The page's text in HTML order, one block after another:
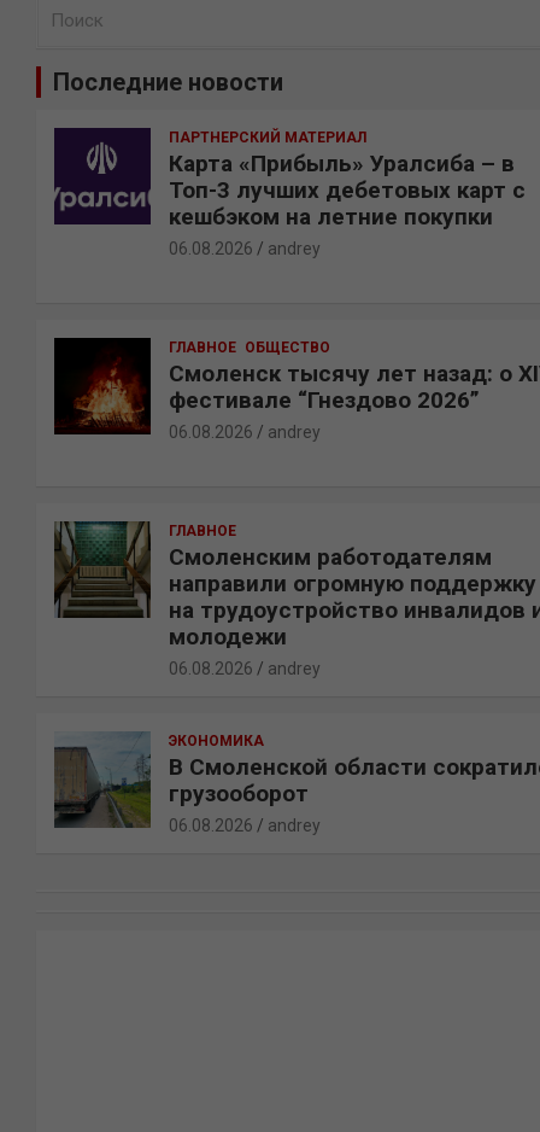
Последние новости
ПАРТНЕРСКИЙ МАТЕРИАЛ
Карта «Прибыль» Уралсиба – в
Топ-3 лучших дебетовых карт с
кешбэком на летние покупки
06.08.2026 andrey
ГЛАВНОЕ ОБЩЕСТВО
Смоленск тысячу лет назад: о
фестивале “Гнездово 2026”
06.08.2026 andrey
ГЛАВНОЕ
Смоленским работодателям
направили огромную поддержку
на трудоустройство инвалидов
молодежи
06.08.2026 andrey
ЭКОНОМИКА
В Смоленской области
грузооборот
06.08.2026 andrey